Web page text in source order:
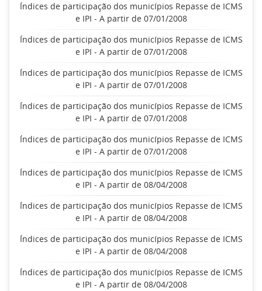
Índices de participação dos municípios Repasse de ICMS
e IPI - A partir de 07/01/2008
Índices de participação dos municípios Repasse de ICMS
e IPI - A partir de 07/01/2008
Índices de participação dos municípios Repasse de ICMS
e IPI - A partir de 07/01/2008
Índices de participação dos municípios Repasse de ICMS
e IPI - A partir de 07/01/2008
Índices de participação dos municípios Repasse de ICMS
e IPI - A partir de 07/01/2008
Índices de participação dos municípios Repasse de ICMS
e IPI - A partir de 08/04/2008
Índices de participação dos municípios Repasse de ICMS
e IPI - A partir de 08/04/2008
Índices de participação dos municípios Repasse de ICMS
e IPI - A partir de 08/04/2008
Índices de participação dos municípios Repasse de ICMS
e IPI - A partir de 08/04/2008